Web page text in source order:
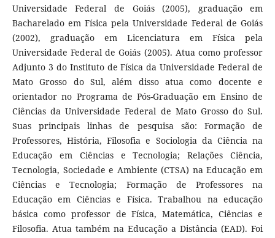
Universidade Federal de Goiás (2005), graduação em
Bacharelado em Física pela Universidade Federal de Goiás
(2002), graduação em Licenciatura em Física pela
Universidade Federal de Goiás (2005). Atua como professor
Adjunto 3 do Instituto de Física da Universidade Federal de
Mato Grosso do Sul, além disso atua como docente e
orientador no Programa de Pós-Graduação em Ensino de
Ciências da Universidade Federal de Mato Grosso do Sul.
Suas principais linhas de pesquisa são: Formação de
Professores, História, Filosofia e Sociologia da Ciência na
Educação em Ciências e Tecnologia; Relações Ciência,
Tecnologia, Sociedade e Ambiente (CTSA) na Educação em
Ciências e Tecnologia; Formação de Professores na
Educação em Ciências e Física. Trabalhou na educação
básica como professor de Física, Matemática, Ciências e
Filosofia. Atua também na Educação a Distância (EAD). Foi